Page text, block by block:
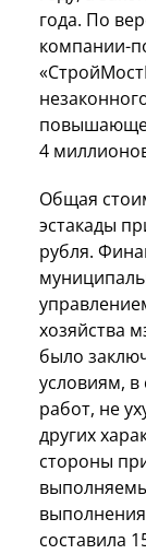
года. По
компании-
4
Общая
эстакады
рубля.
хозяйства
было
условиям,
работ, не
других
стороны
составила